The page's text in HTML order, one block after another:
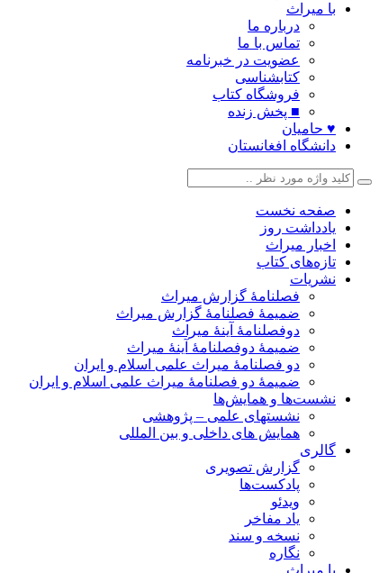
با میراث
درباره ما
تماس با ما
عضویت در خبرنامه
کتابشناسی
فروشگاه کتاب
■ پخش زنده
♥ حامیان
دانشگاه افغانستان
صفحه نخست
یادداشت روز
اخبار میراث
تازه‌های کتاب
نشریات
فصلنامۀ گزارش میراث
ضمیمۀ فصلنامۀ گزارش میراث
دوفصلنامۀ آینۀ میراث
ضمیمۀ دوفصلنامۀ آینۀ میراث
دو فصلنامۀ میراث علمی اسلام و ایران
ضمیمۀ دو فصلنامۀ میراث علمی اسلام و ایران
نشست‌ها و همایش‌ها
نشستهای علمی – پژوهشی
همایش های داخلی و بین المللی
گالری
گزارش تصویری
پادکست‌ها
ویدئو
یاد مفاخر
نسخه و سند
نگاره
با میراث